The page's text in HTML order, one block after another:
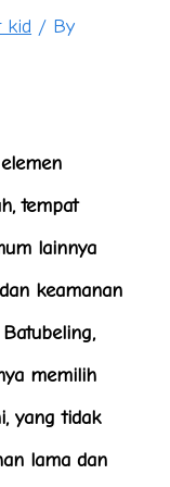
kid / By
tempat
lainnya
keamanan
memilih
yang tidak
lama dan